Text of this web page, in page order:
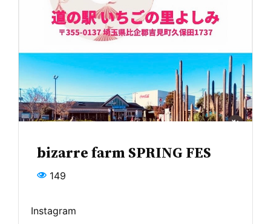
bizarre farm SPRING FES
149
Instagram